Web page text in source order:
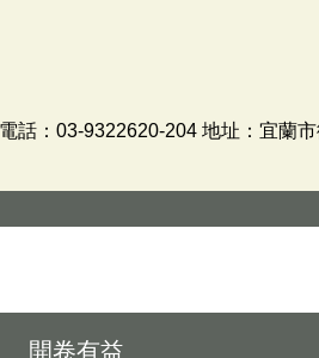
話：03-9322620-204 地址：宜蘭
開卷有益